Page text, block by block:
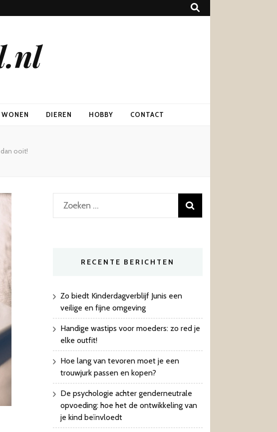
WONEN DIEREN HOBBY CONTACT
ooit!
Zoeken
naar:
RECENTE BERICHTEN
Zo biedt Kinderdagverblijf Junis een
veilige en fijne omgeving
Handige wastips voor moeders: zo red je
elke outfit!
Hoe lang van tevoren moet je een
trouwjurk passen en kopen?
De psychologie achter genderneutrale
opvoeding: hoe het de ontwikkeling van
je kind beïnvloedt